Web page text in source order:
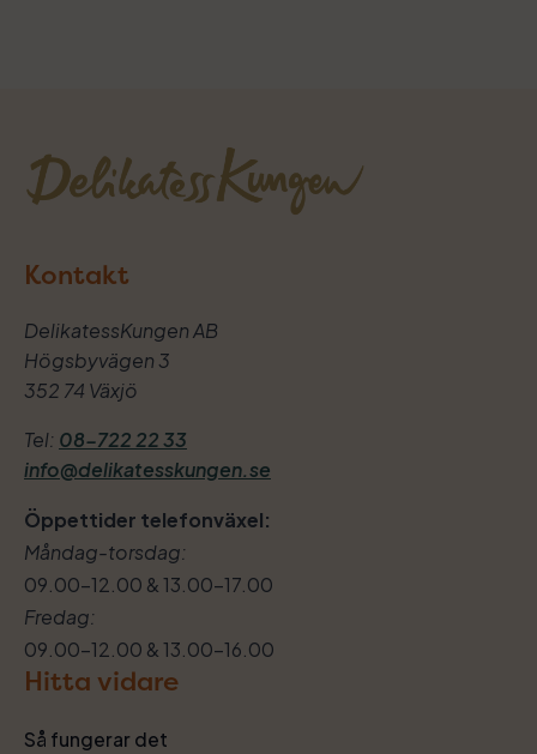
Kontakt
DelikatessKungen AB
Högsbyvägen 3
352 74 Växjö
Tel: 08-722 22 33
info@delikatesskungen.se
Öppettider telefonväxel:
Måndag-torsdag:
09.00–12.00 & 13.00–17.00
Fredag:
09.00–12.00 & 13.00–16.00
Hitta vidare
Så fungerar det